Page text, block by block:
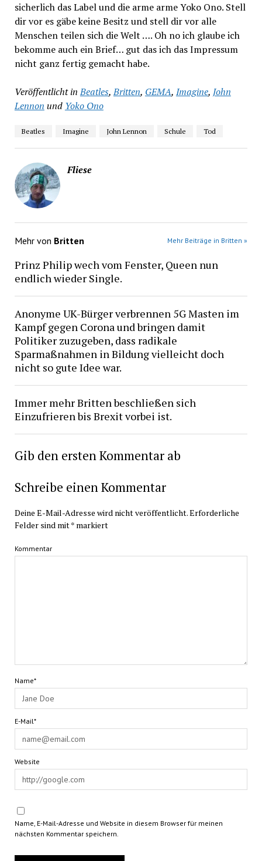
sicherlich das Label und die arme arme Yoko Ono. Stell
dir vor es gäbe keine Besitz und stell dir vor alle
Menschen teilen sich die Welt …. Oh no ich glaube ich
bekomme auch ein Brief… gut das ich das Impressum
nicht ganz fertig gemacht habe.
Veröffentlicht in Beatles,Britten, GEMA, Imagine, John
Lennon und Yoko Ono
Beatles Imagine John Lennon Schule Tod
Fliese
Mehr von Britten Mehr Beiträge in Britten »
Prinz Philip wech vom Fenster, Queen nun
endlich wieder Single.
Anonyme UK-Bürger verbrennen 5G Masten im
Kampf gegen Corona und bringen damit
Politiker zuzugeben, dass radikale
Sparmaßnahmen in Bildung vielleicht doch
nicht so gute Idee war.
Immer mehr Britten beschließen sich
Einzufrieren bis Brexit vorbei ist.
Gib den ersten Kommentar ab
Schreibe einen Kommentar
Deine E-Mail-Adresse wird nicht veröffentlicht.Erforderliche
Felder sind mit*markiert
Kommentar
Name*
E-Mail*
Website
Name, E-Mail-Adresse und Website in diesem Browser für meinen
nächsten Kommentar speichern.